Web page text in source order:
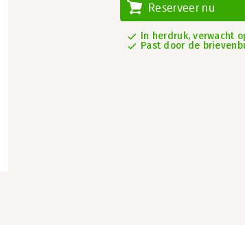
Reserveer nu
In herdruk, verwacht
Past door de